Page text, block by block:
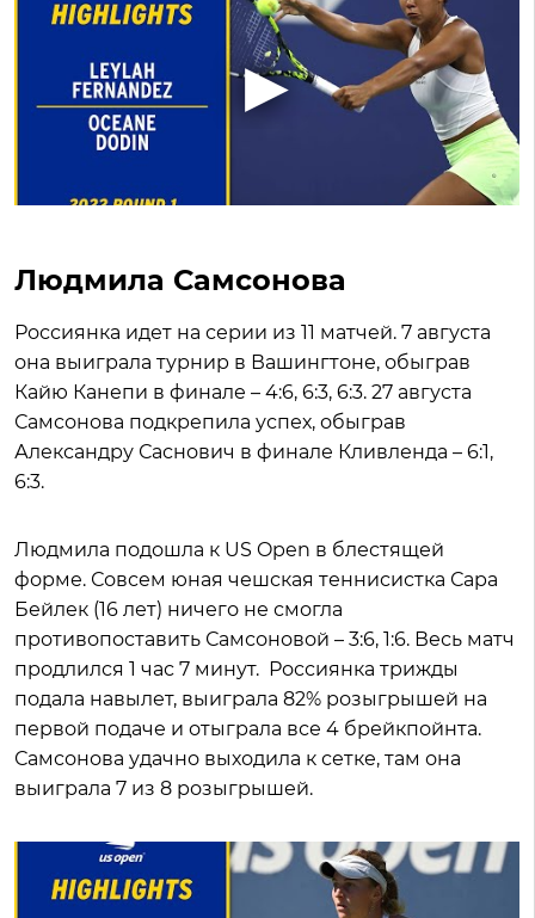
Людмила Самсонова
Россиянка идет на серии из 11 матчей. 7 августа
она выиграла турнир в Вашингтоне, обыграв
Кайю Канепи в финале – 4:6, 6:3, 6:3. 27 августа
Самсонова подкрепила успех, обыграв
Александру Саснович в финале Кливленда – 6:1,
6:3.
Людмила подошла к US Open в блестящей
форме. Совсем юная чешская теннисистка Сара
Бейлек (16 лет) ничего не смогла
противопоставить Самсоновой – 3:6, 1:6. Весь матч
продлился 1 час 7 минут. Россиянка трижды
подала навылет, выиграла 82% розыгрышей на
первой подаче и отыграла все 4 брейкпойнта.
Самсонова удачно выходила к сетке, там она
выиграла 7 из 8 розыгрышей.